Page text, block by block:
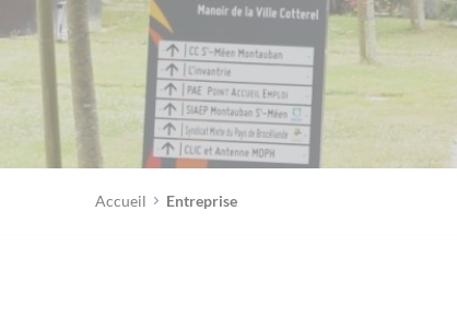
Accueil Entreprise